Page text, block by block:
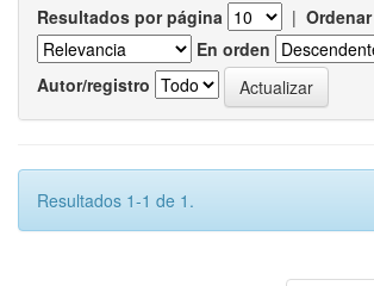
Resultados por página |
En orden
Autor/registro
Resultados 1-1 de 1.